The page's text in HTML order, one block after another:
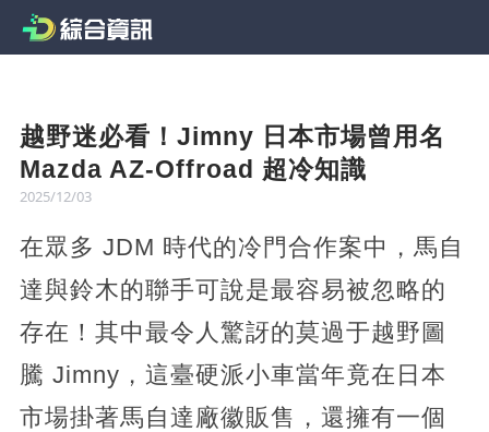
越野迷必看！Jimny 日本市場曾用名
Mazda AZ-Offroad 超冷知識
2025/12/03
在眾多 JDM 時代的冷門合作案中，馬自
達與鈴木的聯手可說是最容易被忽略的
存在！其中最令人驚訝的莫過于越野圖
騰 Jimny，這臺硬派小車當年竟在日本
市場掛著馬自達廠徽販售，還擁有一個